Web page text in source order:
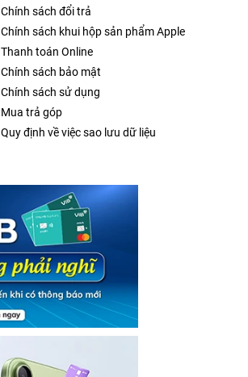
Chính sách đổi trả
Chính sách khui hộp sản phẩm Apple
Thanh toán Online
Chính sách bảo mật
Chính sách sử dụng
Mua trả góp
Quy định về việc sao lưu dữ liệu